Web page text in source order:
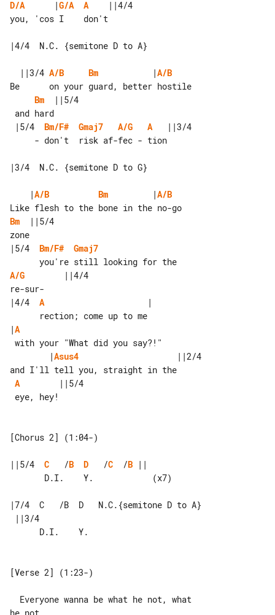
D/A
      |
G/A A
    ||4/4
you, 'cos I    don't
|4/4  N.C. {semitone D to A}
  ||3/4
A/B Bm
           |
A/B
Bm
  ||5/4
|5/4 Bm/F# Gmaj7 A/G A
   ||3/4
|3/4  N.C. {semitone D to G}
    |
A/B Bm
         |
A/B
Bm
  ||5/4
|5/4 Bm/F#
Gmaj7
A/G
        ||4/4
|4/4 A
                     |
|A
        |
Asus4
                    ||2/4
A
        ||5/4
[Chorus 2] (1:04-)
||5/4 C
   /
B D
   /
C
  /
B ||
|7/4  C   /B  D   N.C.{semitone D to A}
[Verse 2] (1:23-)